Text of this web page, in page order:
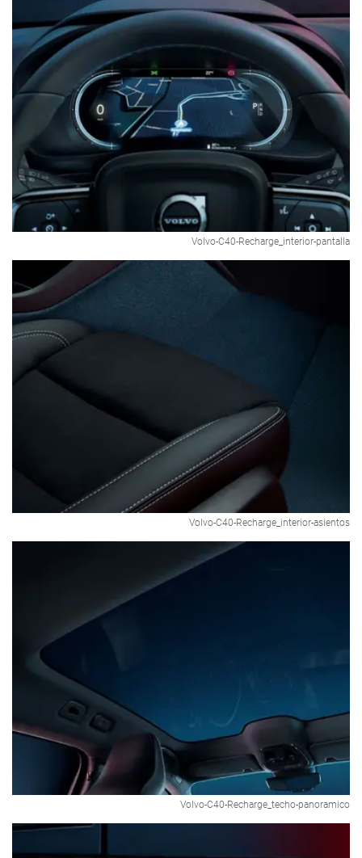
Volvo-C40-Recharge_interior-pantalla
Volvo-C40-Recharge_interior-asientos
Volvo-C40-Recharge_techo-panoramico